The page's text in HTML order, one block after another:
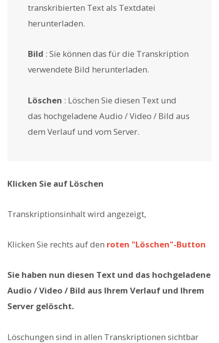
transkribierten Text als Textdatei
herunterladen.
Bild : Sie können das für die Transkription
verwendete Bild herunterladen.
Löschen : Löschen Sie diesen Text und
das hochgeladene Audio / Video / Bild aus
dem Verlauf und vom Server.
Klicken Sie auf Löschen
Transkriptionsinhalt wird angezeigt,
Klicken Sie rechts auf den roten "Löschen"-Button
Sie haben nun diesen Text und das hochgeladene
Audio / Video / Bild aus Ihrem Verlauf und Ihrem
Server gelöscht.
Löschungen sind in allen Transkriptionen sichtbar